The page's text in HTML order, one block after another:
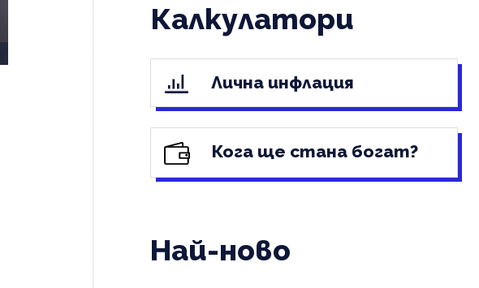
Калкулатори
Лична инфлация
Кога ще стана богат?
Най-ново